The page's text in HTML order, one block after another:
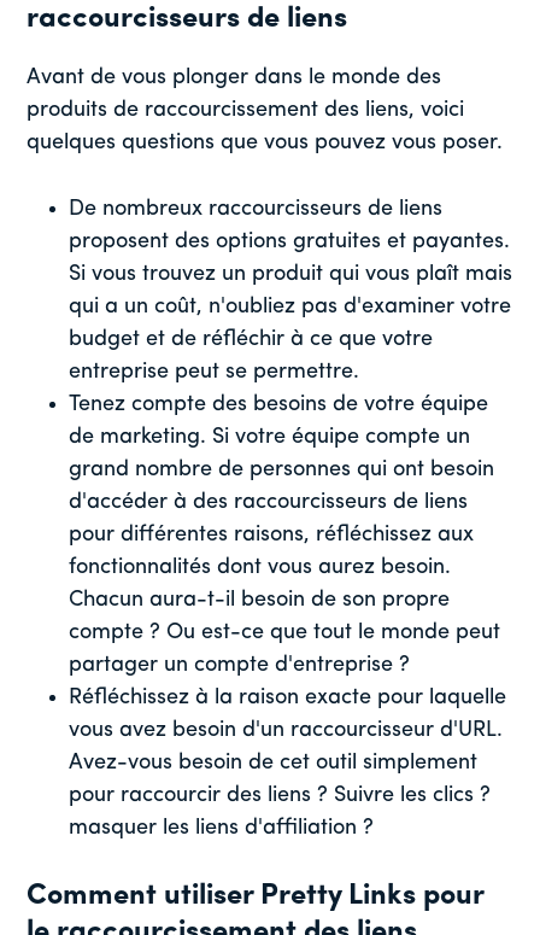
raccourcisseurs de liens
Avant de vous plonger dans le monde des
produits de raccourcissement des liens, voici
quelques questions que vous pouvez vous poser.
De nombreux raccourcisseurs de liens
proposent des options gratuites et payantes.
Si vous trouvez un produit qui vous plaît mais
qui a un coût, n'oubliez pas d'examiner votre
budget et de réfléchir à ce que votre
entreprise peut se permettre.
Tenez compte des besoins de votre équipe
de marketing. Si votre équipe compte un
grand nombre de personnes qui ont besoin
d'accéder à des raccourcisseurs de liens
pour différentes raisons, réfléchissez aux
fonctionnalités dont vous aurez besoin.
Chacun aura-t-il besoin de son propre
compte ? Ou est-ce que tout le monde peut
partager un compte d'entreprise ?
Réfléchissez à la raison exacte pour laquelle
vous avez besoin d'un raccourcisseur d'URL.
Avez-vous besoin de cet outil simplement
pour raccourcir des liens ? Suivre les clics ?
masquer les liens d'affiliation ?
Comment utiliser Pretty Links pour